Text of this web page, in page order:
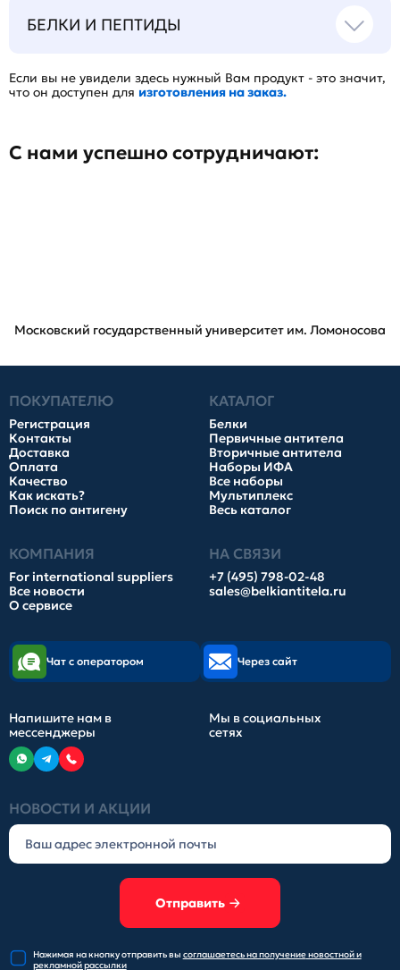
БЕЛКИ И ПЕПТИДЫ
Если вы не увидели здесь нужный Вам продукт - это значит,
что он доступен для изготовления на заказ.
С нами успешно сотрудничают:
Московский государственный университет им. Ломоносова
ПОКУПАТЕЛЮ
Регистрация
Контакты
Доставка
Оплата
Качество
Как искать?
Поиск по антигену
КАТАЛОГ
Белки
Первичные антитела
Вторичные антитела
Наборы ИФА
Все наборы
Мультиплекс
Весь каталог
КОМПАНИЯ
For international suppliers
Все новости
О сервисе
НА СВЯЗИ
+7 (495) 798-02-48
sales@belkiantitela.ru
НОВОСТИ И АКЦИИ
Отправить
Нажимая на кнопку отправитьвы соглашаетесь на получениеновостной и
рекламной рассылки
Чат с оператором Через сайт
Напишите нам в
мессенджеры
Мы в социальных
сетях